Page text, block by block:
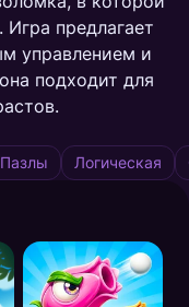
предлагает
управлением и
подходит для
Пазлы Логическая